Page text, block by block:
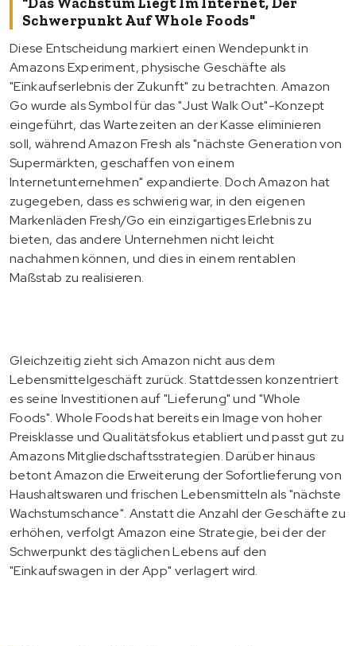
Schwerpunkt Auf Whole Foods"
Diese Entscheidung markiert einen Wendepunkt in
Amazons Experiment, physische Geschäfte als
"Einkaufserlebnis der Zukunft" zu betrachten. Amazon
Go wurde als Symbol für das "Just Walk Out"-Konzept
eingeführt, das Wartezeiten an der Kasse eliminieren
soll, während Amazon Fresh als "nächste Generation von
Supermärkten, geschaffen von einem
Internetunternehmen" expandierte. Doch Amazon hat
zugegeben, dass es schwierig war, in den eigenen
Markenläden Fresh/Go ein einzigartiges Erlebnis zu
bieten, das andere Unternehmen nicht leicht
nachahmen können, und dies in einem rentablen
Maßstab zu realisieren.
Gleichzeitig zieht sich Amazon nicht aus dem
Lebensmittelgeschäft zurück. Stattdessen konzentriert
es seine Investitionen auf "Lieferung" und "Whole
Foods". Whole Foods hat bereits ein Image von hoher
Preisklasse und Qualitätsfokus etabliert und passt gut zu
Amazons Mitgliedschaftsstrategien. Darüber hinaus
betont Amazon die Erweiterung der Sofortlieferung von
Haushaltswaren und frischen Lebensmitteln als "nächste
Wachstumschance". Anstatt die Anzahl der Geschäfte zu
erhöhen, verfolgt Amazon eine Strategie, bei der der
Schwerpunkt des täglichen Lebens auf den
"Einkaufswagen in der App" verlagert wird.